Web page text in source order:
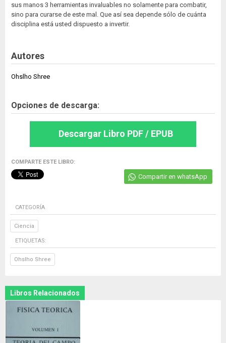
sus manos 3 herramientas invaluables no solamente para combatir,
sino para curarse de este mal. Que así sea depende sólo de cuánta
disciplina está usted dispuesto a invertir.
Autores
Ohslho Shree
Opciones de descarga:
Descargar Libro PDF / EPUB
COMPARTE ESTE LIBRO:
Compartir en whatsApp
CATEGORÍA
Ciencia
ETIQUETAS:
Ohslho Shree
Libros Relacionados